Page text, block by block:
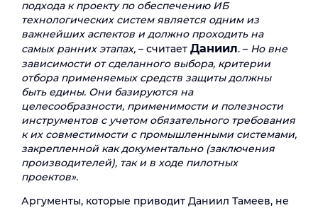
подхода к проекту по обеспечению ИБ
технологических систем является одним из
важнейших аспектов и должно проходить на
самых ранних этапах, – считает Даниил. – Но вне
зависимости от сделанного выбора, критерии
отбора применяемых средств защиты должны
быть едины. Они базируются на
целесообразности, применимости и полезности
инструментов с учетом обязательного требования
к их совместимости с промышленными системами,
закрепленной как документально (заключения
производителей), так и в ходе пилотных
проектов».
Аргументы, которые приводит Даниил Тамеев, не